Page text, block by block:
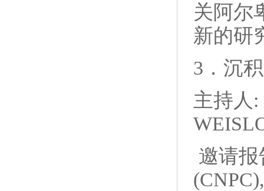
关阿尔
新的研
3．沉
主持人:
邀请报